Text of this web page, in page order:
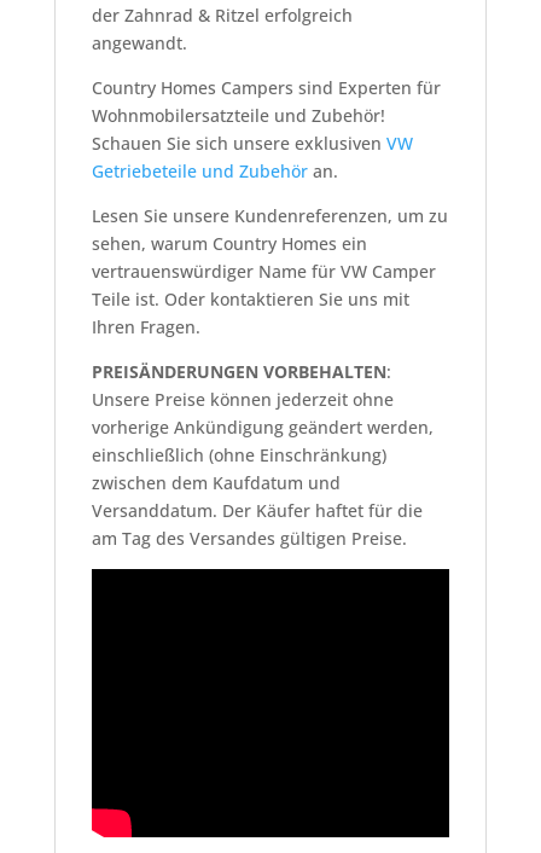
der Zahnrad & Ritzel erfolgreich
angewandt.
Country Homes Campers sind Experten für
Wohnmobilersatzteile und Zubehör!
Schauen Sie sich unsere exklusiven VW
Getriebeteile und Zubehöran.
Lesen Sie unsere Kundenreferenzen, um zu
sehen, warum Country Homes ein
vertrauenswürdiger Name für VW Camper
Teile ist. Oder kontaktieren Sie uns mit
Ihren Fragen.
PREISÄNDERUNGEN VORBEHALTEN:
Unsere Preise können jederzeit ohne
vorherige Ankündigung geändert werden,
einschließlich (ohne Einschränkung)
zwischen dem Kaufdatum und
Versanddatum. Der Käufer haftet für die
am Tag des Versandes gültigen Preise.